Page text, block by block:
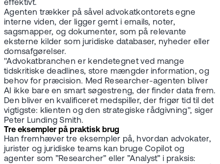
effektivt.
Agenten trækker på såvel advokatkontorets egne
interne viden, der ligger gemt i emails, noter,
sagsmapper, og dokumenter, som på relevante
eksterne kilder som juridiske databaser, nyheder eller
domsafgørelser.
"Advokatbranchen er kendetegnet ved mange
tidskritiske deadlines, store mængder information, og
behov for præcision. Med Researcher-agenten bliver
AI ikke bare en smart søgestreng, der finder data frem.
Den bliver en kvalificeret medspiller, der frigør tid til det
vigtigste: klienten og den strategiske rådgivning", siger
Peter Lunding Smith.
Tre eksempler på praktisk brug
Han fremhæver tre eksempler på, hvordan advokater,
jurister og juridiske teams kan bruge Copilot og
agenter som ”Researcher” eller ”Analyst” i praksis: